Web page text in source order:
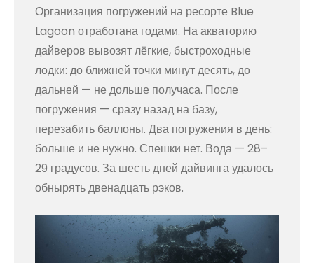
Организация погружений на ресорте Blue
Lagoon отработана годами. На акваторию
дайверов вывозят лёгкие, быстроходные
лодки: до ближней точки минут десять, до
дальней — не дольше получаса. После
погружения — сразу назад на базу,
перезабить баллоны. Два погружения в день:
больше и не нужно. Спешки нет. Вода — 28–
29 градусов. За шесть дней дайвинга удалось
обнырять двенадцать рэков.